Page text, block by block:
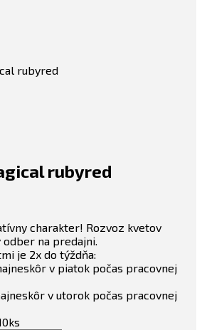
rubyred
rubyred
charakter! Rozvoz kvetov
na predajni.
je 2x do týždňa:
v piatok počas pracovnej
v utorok počas pracovnej